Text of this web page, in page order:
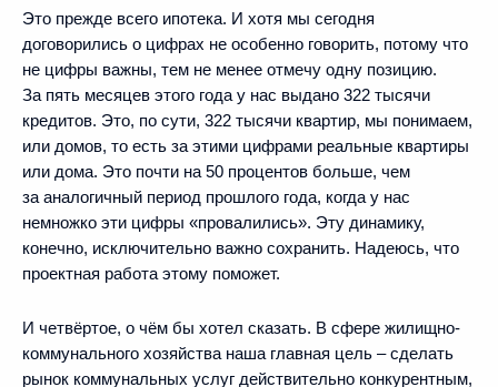
Это прежде всего ипотека. И хотя мы сегодня
договорились о цифрах не особенно говорить, потому что
не цифры важны, тем не менее отмечу одну позицию.
За пять месяцев этого года у нас выдано 322 тысячи
кредитов. Это, по сути, 322 тысячи квартир, мы понимаем,
или домов, то есть за этими цифрами реальные квартиры
или дома. Это почти на 50 процентов больше, чем
за аналогичный период прошлого года, когда у нас
немножко эти цифры «провалились». Эту динамику,
конечно, исключительно важно сохранить. Надеюсь, что
проектная работа этому поможет.
И четвёртое, о чём бы хотел сказать. В сфере жилищно-
коммунального хозяйства наша главная цель – сделать
рынок коммунальных услуг действительно конкурентным,